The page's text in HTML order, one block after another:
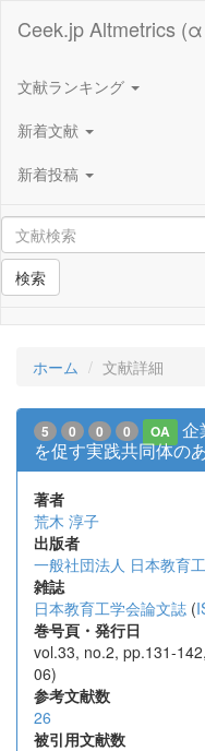
Ceek.jp Altmetrics
文献ランキング
新着文献
新着投稿
検索
ホーム 文献詳細
5 0 0 0 OA
企
を促す実践共同体の
著者
荒木 淳子
出版者
一般社団法人 日本教育
雑誌
日本教育工学会論文誌 (
巻号頁・発行日
vol.33, no.2, pp.131-
06)
参考文献数
26
被引用文献数